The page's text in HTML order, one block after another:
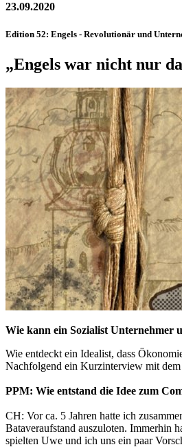
23.09.2020
Edition 52: Engels - Revolutionär und
„Engels war nicht nur
Wie kann ein Sozialist Unternehmer
Wie entdeckt ein Idealist, dass
Nachfolgend ein Kurzinterview mit
PPM: Wie entstand die Idee zum
CH: Vor ca. 5 Jahren hatte ich
Bataveraufstand auszuloten. Immerhin
spielten Uwe und ich uns ein paar